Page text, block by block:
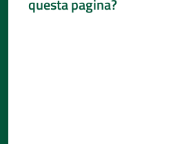
questa pagina?